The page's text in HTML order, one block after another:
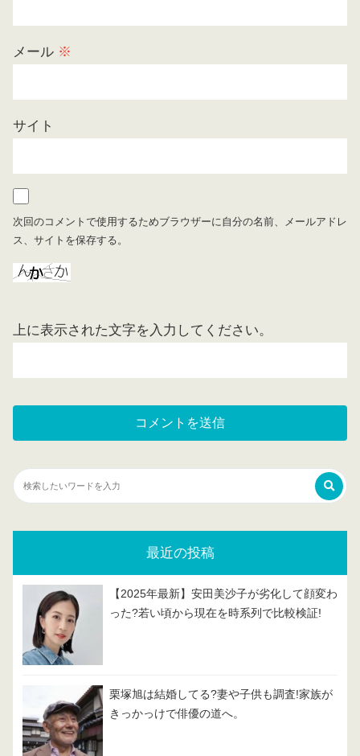
メール ※
サイト
次回のコメントで使用するためブラウザーに自分の名前、メールアドレ
ス、サイトを保存する。
上に表示された文字を入力してください。
最近の投稿
【2025年最新】安田美沙子が劣化して顔変わ
った?若い頃から現在を時系列で比較検証!
栗塚旭は結婚してる?妻や子供も調査!家族が
きっかっけで俳優の道へ。